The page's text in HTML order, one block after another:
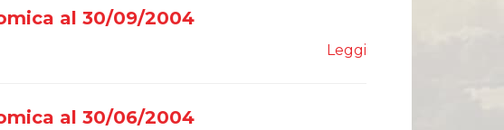
al 30/09/2004
Leggi
al 30/06/2004